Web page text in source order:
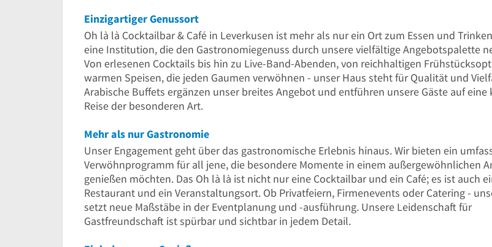
Einzigartiger Genussort
Oh là là Cocktailbar & Café in Leverkusen ist mehr als nur ein Ort zum Essen und
eine Institution, die den Gastronomiegenuss durch unsere vielfältige Angebotspalette
Von erlesenen Cocktails bis hin zu Live-Band-Abenden, von reichhaltigen
warmen Speisen, die jeden Gaumen verwöhnen - unser Haus steht für Qualität und
Arabische Buffets ergänzen unser breites Angebot und entführen unsere Gäste auf eine
Reise der besonderen Art.
Mehr als nur Gastronomie
Unser Engagement geht über das gastronomische Erlebnis hinaus. Wir bieten ein
Verwöhnprogramm für all jene, die besondere Momente in einem außergewöhnlichen
genießen möchten. Das Oh là là ist nicht nur eine Cocktailbar und ein Café; es ist auch
Restaurant und ein Veranstaltungsort. Ob Privatfeiern, Firmenevents oder Catering -
setzt neue Maßstäbe in der Eventplanung und -ausführung. Unsere Leidenschaft für
Gastfreundschaft ist spürbar und sichtbar in jedem Detail.